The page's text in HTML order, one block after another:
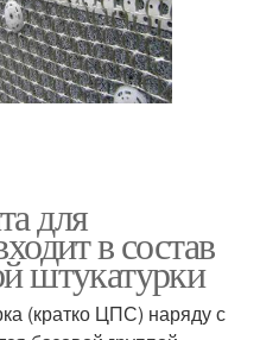
для
в состав
штукатурки
(кратко ЦПС) наряду с